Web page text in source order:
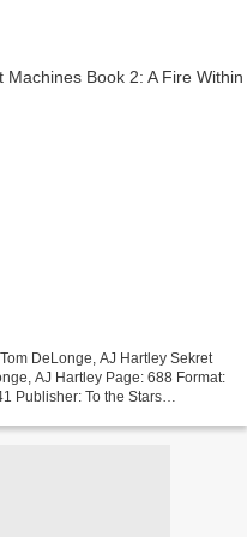
DeLonge, AJ Hartley Sekret
AJ Hartley Page: 688 Format:
Publisher: To the Stars